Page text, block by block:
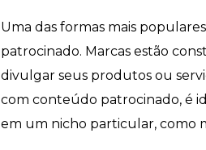
Uma das formas mais
patrocinado. Marcas estão
divulgar seus produtos ou
com conteúdo patrocinado, é
em um nicho particular, como